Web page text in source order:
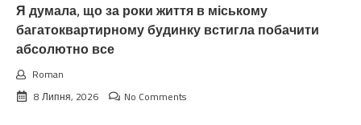
Я думала, що за роки життя в міському
багатоквартирному будинку встигла побачити
абсолютно все
Roman
8 Липня, 2026
No Comments